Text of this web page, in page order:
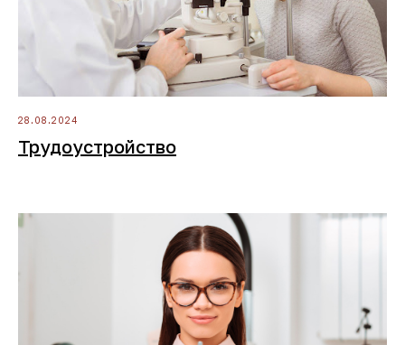
28.08.2024
Трудоустройство